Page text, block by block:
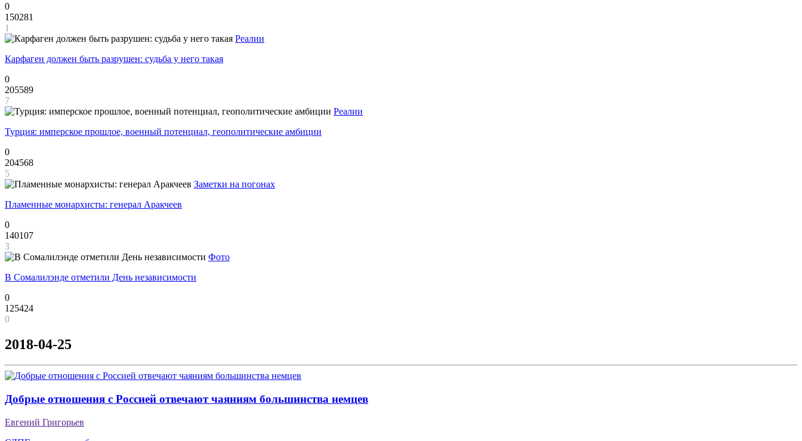
0
150281
1
Реалии
Карфаген должен быть разрушен: судьба у него такая
0
205589
7
Реалии
Турция: имперское прошлое, военный потенциал, геополитические амбиции
0
204568
5
Заметки на погонах
Пламенные монархисты: генерал Аракчеев
0
140107
3
Фото
В Сомалилэнде отметили День независимости
0
125424
0
2018-04-25
Добрые отношения с Россией отвечают чаяниям большинства немцев
Евгений Григорьев